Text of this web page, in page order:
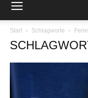
Start Schlagworte